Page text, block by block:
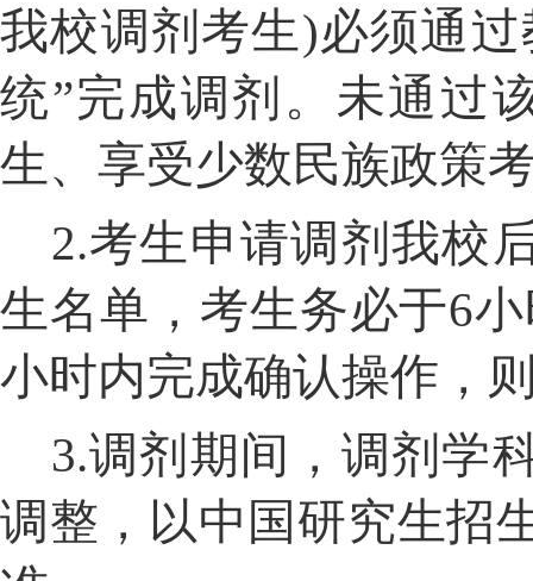
我校调剂考生)必须通
统”完成调剂。未通过
生、享受少数民族政策
2.考生申请调剂我校
生名单，考生务必于6
小时内完成确认操作，
3.调剂期间，调剂学
调整，以中国研究生招